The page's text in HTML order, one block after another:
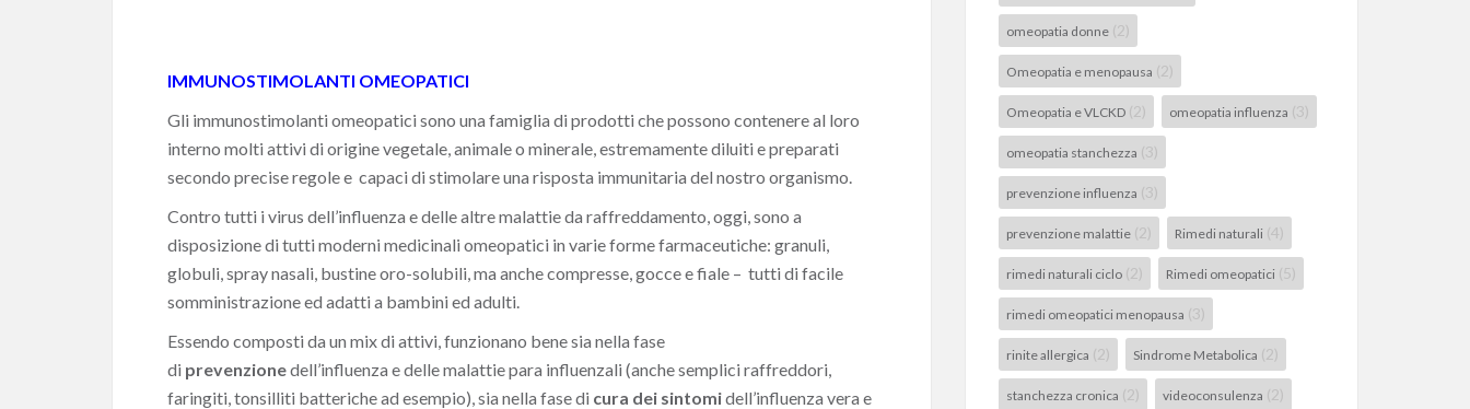
IMMUNOSTIMOLANTI OMEOPATICI
Gli immunostimolanti omeopatici sono una famiglia di prodotti che possono contenere al loro
interno molti attivi di origine vegetale, animale o minerale, estremamente diluiti e preparati
secondo precise regole e capaci di stimolare una risposta immunitaria del nostro organismo.
Contro tutti i virus dell’influenza e delle altre malattie da raffreddamento, oggi, sono a
disposizione di tutti moderni medicinali omeopatici in varie forme farmaceutiche: granuli,
globuli, spray nasali, bustine oro-solubili, ma anche compresse, gocce e fiale – tutti di facile
somministrazione ed adatti a bambini ed adulti.
Essendo composti da un mix di attivi, funzionano bene sia nella fase
di prevenzionedell’influenza e delle malattie para influenzali (anche semplici raffreddori,
faringiti, tonsilliti batteriche ad esempio), sia nella fase di cura dei sintomidell’influenza vera e
omeopatia donne (2)
Omeopatia e menopausa (2)
Omeopatia e VLCKD (2) omeopatia influenza (3)
omeopatia stanchezza (3)
prevenzione influenza (3)
prevenzione malattie (2) Rimedi naturali (4)
rimedi naturali ciclo (2) Rimedi omeopatici (5)
rimedi omeopatici menopausa (3)
rinite allergica (2) Sindrome Metabolica (2)
stanchezza cronica (2) videoconsulenza (2)